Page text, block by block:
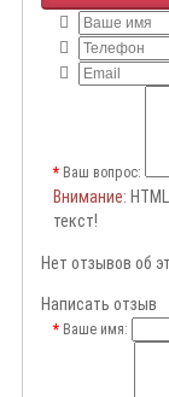
Ваш вопрос:
Внимание:
текст!
Нет отзывов об
Написать отзыв
Ваше имя: